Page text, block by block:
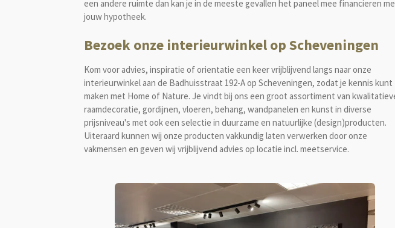
een andere ruimte dan kan je in de meeste gevallen het paneel mee financieren
jouw hypotheek.
Bezoek onze interieurwinkel op Scheveningen
Kom voor advies, inspiratie of orientatie een keer vrijblijvend langs naar onze
interieurwinkel aan de Badhuisstraat 192-A op Scheveningen, zodat je kennis kunt
maken met Home of Nature. Je vindt bij ons een groot assortiment van
raamdecoratie, gordijnen, vloeren, behang, wandpanelen en kunst in diverse
prijsniveau's met ook een selectie in duurzame en natuurlijke (design)producten.
Uiteraard kunnen wij onze producten vakkundig laten verwerken door onze
vakmensen en geven wij vrijblijvend advies op locatie incl. meetservice.